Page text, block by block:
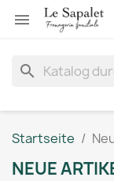

search
Startseite
NEUE